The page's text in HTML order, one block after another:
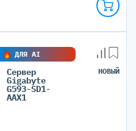
ДЛЯ AI
Сервер
Gigabyte
G593-SD1-
AAX1
НОВЫЙ